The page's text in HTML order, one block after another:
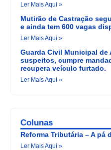
Ler Mais Aqui »
Mutirão de Castração
e ainda tem 600 vagas
Ler Mais Aqui »
Guarda Civil Municipal de
suspeitos, cumpre
recupera veículo furtado.
Ler Mais Aqui »
Colunas
Reforma Tributária – A pá
Ler Mais Aqui »